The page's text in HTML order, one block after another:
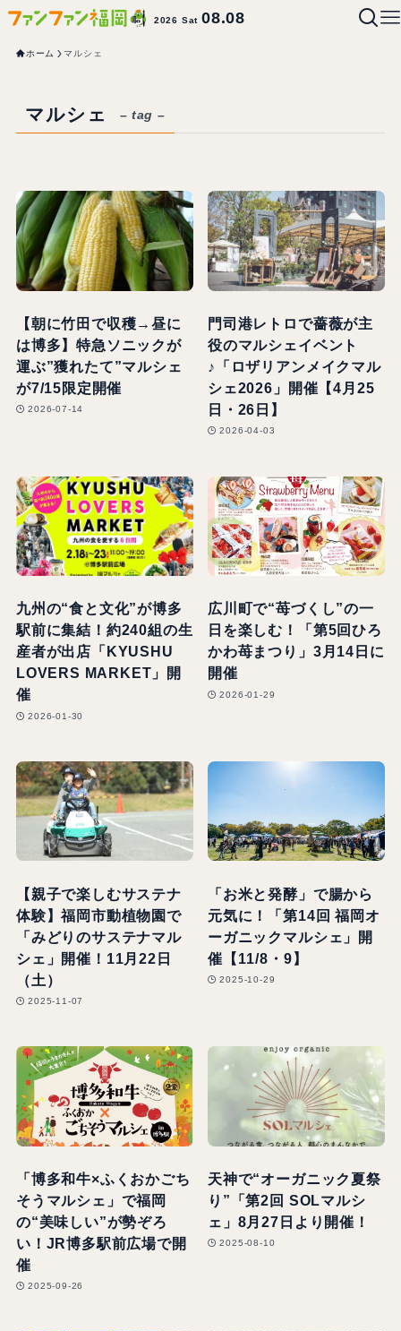
2026 Sat08.08
ホーム マルシェ
マルシェ – tag –
【朝に竹田で収穫→昼に
は博多】特急ソニックが
運ぶ”獲れたて”マルシェ
が7/15限定開催
2026-07-14
門司港レトロで薔薇が主
役のマルシェイベント
♪「ロザリアンメイクマル
シェ2026」開催【4月25
日・26日】
2026-04-03
九州の“食と文化”が博多
駅前に集結！約240組の生
産者が出店「KYUSHU
LOVERS MARKET」開
催
2026-01-30
広川町で“苺づくし”の一
日を楽しむ！「第5回ひろ
かわ苺まつり」3月14日に
開催
2026-01-29
【親子で楽しむサステナ
体験】福岡市動植物園で
「みどりのサステナマル
シェ」開催！11月22日
（土）
2025-11-07
「お米と発酵」で腸から
元気に！「第14回 福岡オ
ーガニックマルシェ」開
催【11/8・9】
2025-10-29
「博多和牛×ふくおかごち
そうマルシェ」で福岡
の“美味しい”が勢ぞろ
い！JR博多駅前広場で開
催
2025-09-26
天神で“オーガニック夏祭
り”「第2回 SOLマルシ
ェ」8月27日より開催！
2025-08-10